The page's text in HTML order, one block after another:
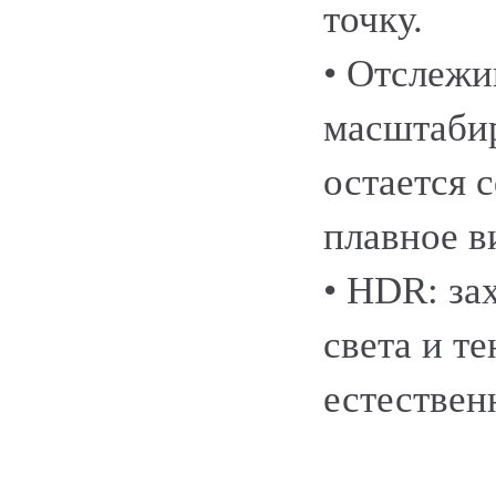
точку.
•
остается
плавное
• HDR:
света и